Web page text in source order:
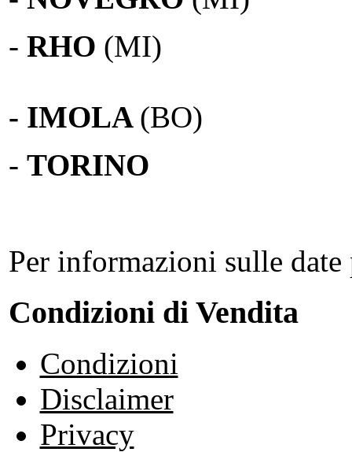
- RHO (MI)
- IMOLA (BO)
- TORINO
Per informazioni sulle
Condizioni di Vendita
Condizioni
Disclaimer
Privacy